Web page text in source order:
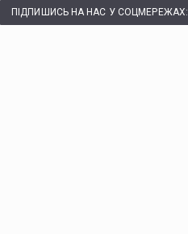
ПІДПИШИСЬ НА НАС У СОЦМЕРЕЖАХ: